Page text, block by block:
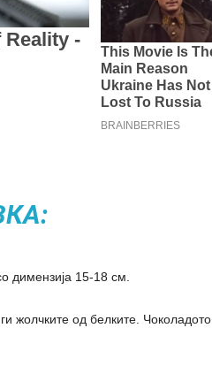
димензија 15-18 см.
жолчките од белките. Чоколадото